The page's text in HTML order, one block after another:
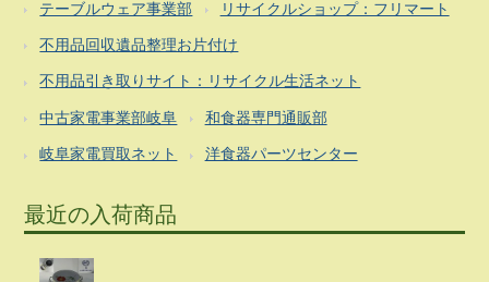
テーブルウェア事業部 リサイクルショップ：フリマート
不用品回収遺品整理お片付け
不用品引き取りサイト：リサイクル生活ネット
中古家電事業部岐阜 和食器専門通販部
岐阜家電買取ネット 洋食器パーツセンター
最近の入荷商品